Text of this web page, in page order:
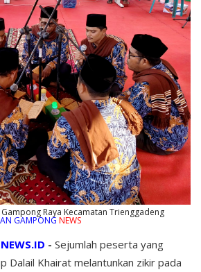
Raya Kecamatan Trienggadeng
GAMPONG NEWS
- Sejumlah peserta yang
Dalail Khairat melantunkan zikir pada